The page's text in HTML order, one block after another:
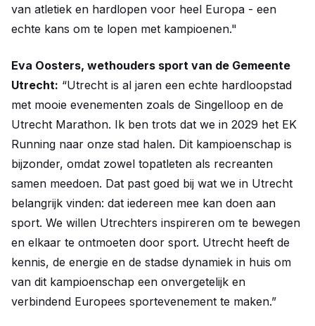
van atletiek en hardlopen voor heel Europa - een
echte kans om te lopen met kampioenen."
Eva Oosters, wethouders sport van de Gemeente
Utrecht: “Utrecht is al jaren een echte hardloopstad
met mooie evenementen zoals de Singelloop en de
Utrecht Marathon. Ik ben trots dat we in 2029 het EK
Running naar onze stad halen. Dit kampioenschap is
bijzonder, omdat zowel topatleten als recreanten
samen meedoen. Dat past goed bij wat we in Utrecht
belangrijk vinden: dat iedereen mee kan doen aan
sport. We willen Utrechters inspireren om te bewegen
en elkaar te ontmoeten door sport. Utrecht heeft de
kennis, de energie en de stadse dynamiek in huis om
van dit kampioenschap een onvergetelijk en
verbindend Europees sportevenement te maken.”